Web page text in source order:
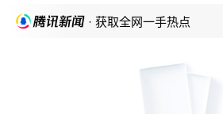
· 获取全网一手热点